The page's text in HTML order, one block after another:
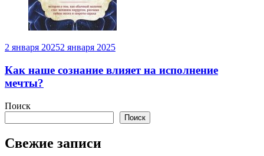
2 января 20252 января 2025
Как наше сознание влияет на исполнение
мечты?
Поиск
Поиск
Свежие записи